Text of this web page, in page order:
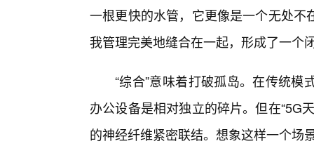
一根更快的水管，它更像是一个无处
我管理完美地缝合在一起，形成了一个
“综合”意味着打破孤岛。在传统
办公设备是相对独立的碎片。但在“5G
的神经纤维紧密联结。想象这样一个场